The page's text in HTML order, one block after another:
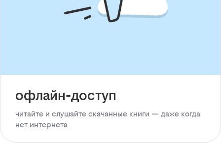
офлайн-доступ
читайте и слушайте скачанные книги — даже когда
нет интернета